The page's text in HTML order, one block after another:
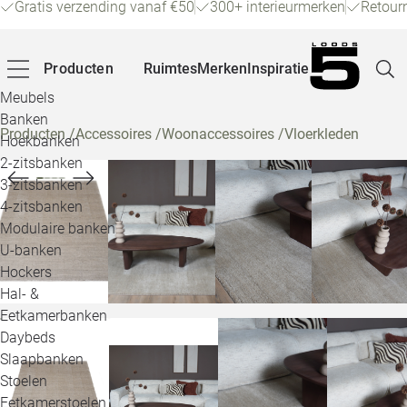
Gratis verzending vanaf €50 300+ interieurmerken
Producten
Meubels
Banken
Hoekbanken
2-zitsbanken
3-zitsbanken
4-zitsbanken
Modulaire banken
U-banken
Hockers
Hal- &
Eetkamerbanken
Daybeds
Slaapbanken
Stoelen
Eetkamerstoelen
RuimtesMerkenInspiratie
Producten/Accessoires /Woonaccessoires /Vloerkleden